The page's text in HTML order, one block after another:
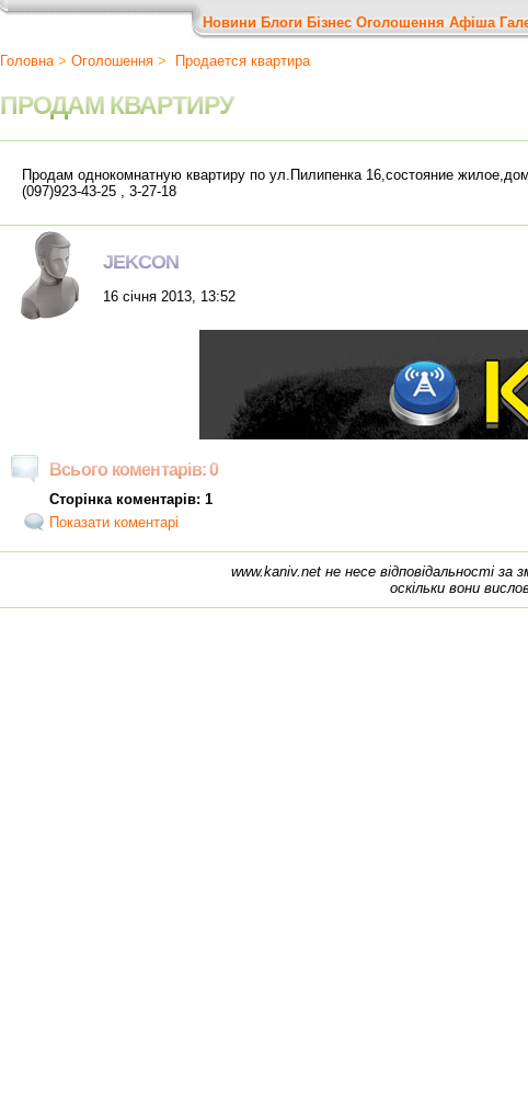
Новини Блоги Бізнес Оголошення Афіша
Головна> Оголошення > Продается квартира
ПРОДАМ КВАРТИРУ
Продам однокомнатную квартиру по ул.Пилипенка 16,состояние
(097)923-43-25 , 3-27-18
JEKCON
16 січня 2013, 13:52
Всього коментарів: 0
Сторінка коментарів: 1
Показати коментарі
www.kaniv.net не несе відповідальності за
оскільки вони